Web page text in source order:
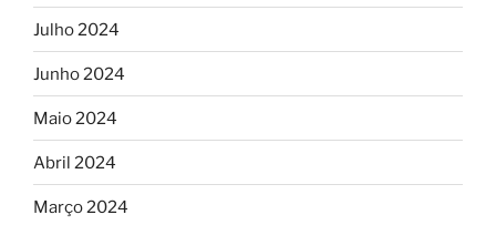
Julho 2024
Junho 2024
Maio 2024
Abril 2024
Março 2024